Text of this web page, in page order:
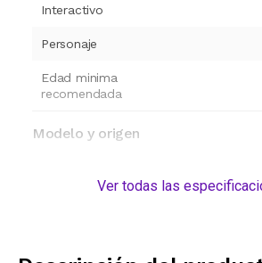
Interactivo
Personaje
Edad minima
recomendada
Modelo y origen
Ver todas las